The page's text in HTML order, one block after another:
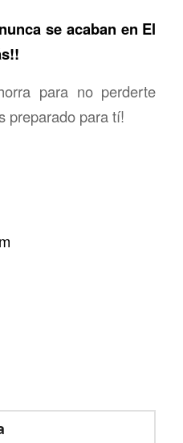
se acaban en El
para no perderte
preparado para tí!